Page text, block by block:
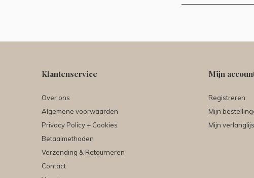
Klantenservice
Over ons
Algemene voorwaarden
Privacy Policy + Cookies
Betaalmethoden
Verzending & Retourneren
Contact
Mijn
Registreren
Mijn
Mijn